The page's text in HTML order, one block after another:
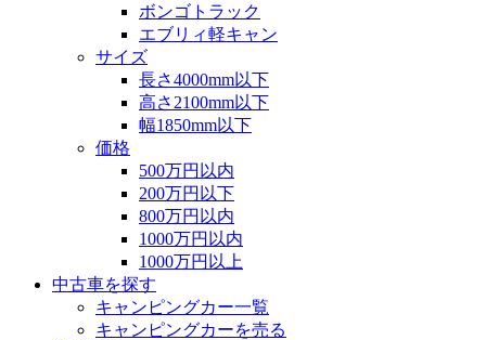
ボンゴトラック
エブリィ軽キャン
サイズ
長さ4000mm以下
高さ2100mm以下
幅1850mm以下
価格
500万円以内
200万円以下
800万円以内
1000万円以内
1000万円以上
中古車を探す
キャンピングカー一覧
キャンピングカーを売る